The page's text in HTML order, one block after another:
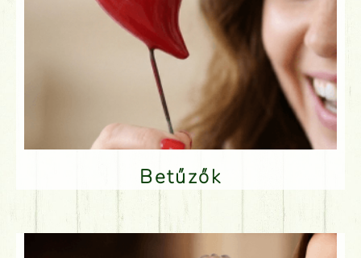
Betűzők